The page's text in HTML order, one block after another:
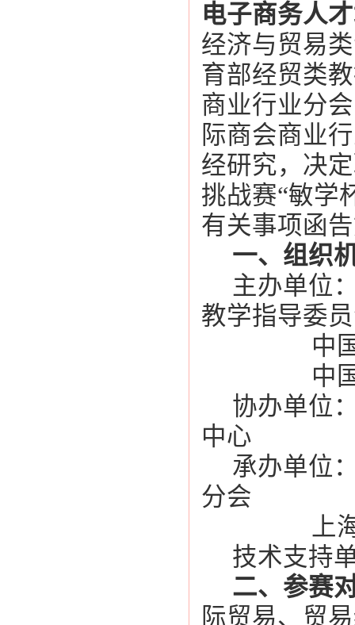
电子商务人
经济与贸易
育部经贸类
商业行业分
际商会商业
经研究，决
挑战赛“敏学
有关事项函
一、组织
主办单位
教学指导委
中
中
协办单位
中心
承办单位
分会
上
技术支持
二、参赛
际贸易、贸